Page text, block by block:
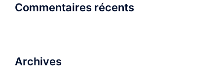
Commentaires récents
Archives